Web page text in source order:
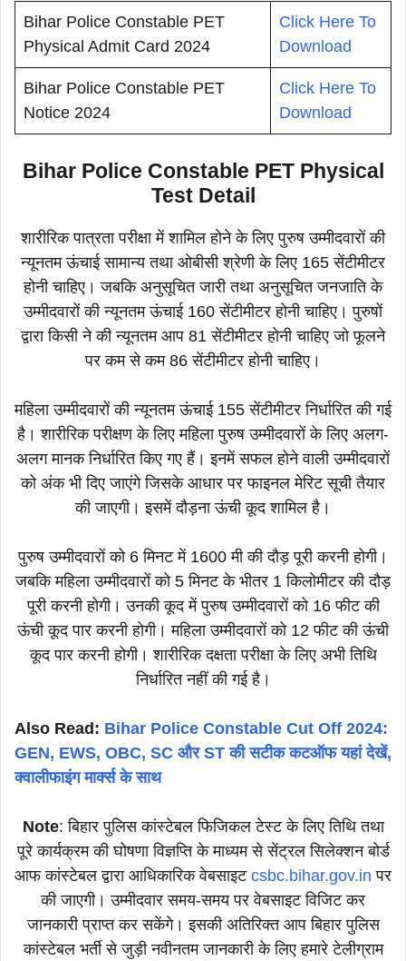
Bihar Police Constable PET
Physical Admit Card 2024
Click Here To
Download
Bihar Police Constable PET
Notice 2024
Click Here To
Download
Bihar Police Constable PET Physical
Test Detail
शारीरिक पात्रता परीक्षा में शामिल होने के लिए पुरुष उम्मीदवारों की
न्यूनतम ऊंचाई सामान्य तथा ओबीसी श्रेणी के लिए 165 सेंटीमीटर
होनी चाहिए। जबकि अनुसूचित जारी तथा अनुसूचित जनजाति के
उम्मीदवारों की न्यूनतम ऊंचाई 160 सेंटीमीटर होनी चाहिए। पुरुषों
द्वारा किसी ने की न्यूनतम आप 81 सेंटीमीटर होनी चाहिए जो फूलने
पर कम से कम 86 सेंटीमीटर होनी चाहिए।
महिला उम्मीदवारों की न्यूनतम ऊंचाई 155 सेंटीमीटर निर्धारित की गई
है। शारीरिक परीक्षण के लिए महिला पुरुष उम्मीदवारों के लिए अलग-
अलग मानक निर्धारित किए गए हैं। इनमें सफल होने वाली उम्मीदवारों
को अंक भी दिए जाएंगे जिसके आधार पर फाइनल मेरिट सूची तैयार
की जाएगी। इसमें दौड़ना ऊंची कूद शामिल है।
पुरुष उम्मीदवारों को 6 मिनट में 1600 मी की दौड़ पूरी करनी होगी।
जबकि महिला उम्मीदवारों को 5 मिनट के भीतर 1 किलोमीटर की दौड़
पूरी करनी होगी। उनकी कूद में पुरुष उम्मीदवारों को 16 फीट की
ऊंची कूद पार करनी होगी। महिला उम्मीदवारों को 12 फीट की ऊंची
कूद पार करनी होगी। शारीरिक दक्षता परीक्षा के लिए अभी तिथि
निर्धारित नहीं की गई है।
Also Read: Bihar Police Constable Cut Off 2024:
GEN, EWS, OBC, SC और ST की सटीक कटऑफ यहां देखें,
क्वालीफाइंग मार्क्स के साथ
Note: बिहार पुलिस कांस्टेबल फिजिकल टेस्ट के लिए तिथि तथा
पूरे कार्यक्रम की घोषणा विज्ञप्ति के माध्यम से सेंट्रल सिलेक्शन बोर्ड
आफ कांस्टेबल द्वारा आधिकारिक वेबसाइट csbc.bihar.gov.in पर
की जाएगी। उम्मीदवार समय-समय पर वेबसाइट विजिट कर
जानकारी प्राप्त कर सकेंगे। इसकी अतिरिक्त आप बिहार पुलिस
कांस्टेबल भर्ती से जुड़ी नवीनतम जानकारी के लिए हमारे टेलीग्राम